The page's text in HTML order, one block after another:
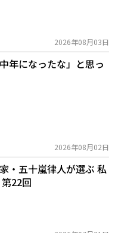
2026年08月03日
年になったな」と思っ
2026年08月02日
・五十嵐律人が選ぶ 私
22回